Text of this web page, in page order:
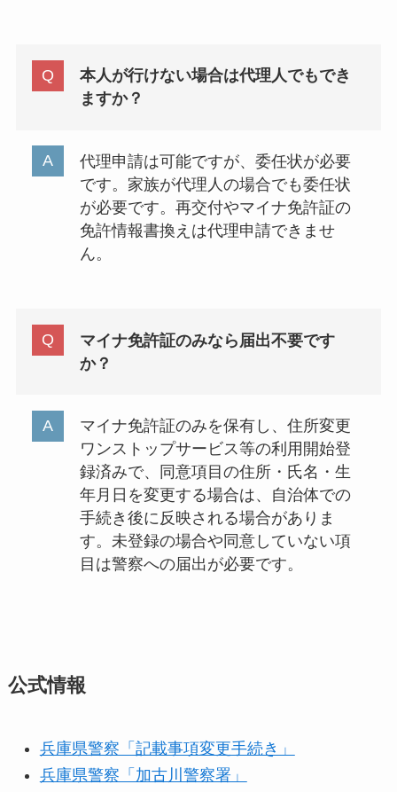
本人が行けない場合は代理人でもでき
ますか？
代理申請は可能ですが、委任状が必要
です。家族が代理人の場合でも委任状
が必要です。再交付やマイナ免許証の
免許情報書換えは代理申請できませ
ん。
マイナ免許証のみなら届出不要です
か？
マイナ免許証のみを保有し、住所変更
ワンストップサービス等の利用開始登
録済みで、同意項目の住所・氏名・生
年月日を変更する場合は、自治体での
手続き後に反映される場合がありま
す。未登録の場合や同意していない項
目は警察への届出が必要です。
公式情報
兵庫県警察「記載事項変更手続き」
兵庫県警察「加古川警察署」